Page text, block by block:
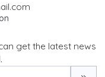
get the latest news